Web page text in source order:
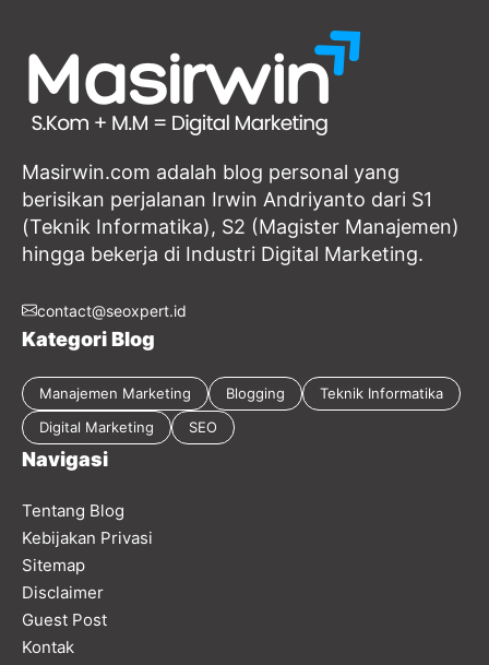
Masirwin.com adalah blog personal yang
berisikan perjalanan Irwin Andriyanto dari S1
(Teknik Informatika), S2 (Magister Manajemen)
hingga bekerja di Industri Digital Marketing.
contact@seoxpert.id
Kategori Blog
Manajemen Marketing Blogging
Teknik Informatika
Digital Marketing
SEO
Navigasi
Tentang Blog
Kebijakan Privasi
Sitemap
Disclaimer
Guest Post
Kontak